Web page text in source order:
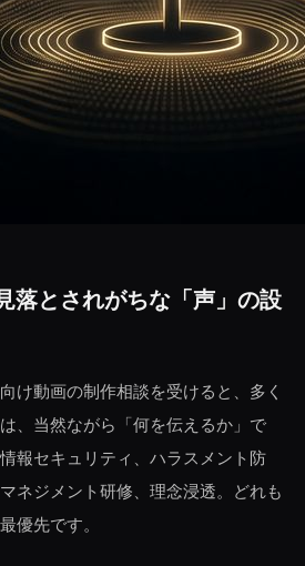
落とされがちな「声」の設
け動画の制作相談を受けると、多く
、当然ながら「何を伝えるか」で
報セキュリティ、ハラスメント防
ネジメント研修、理念浸透。どれも
優先です。